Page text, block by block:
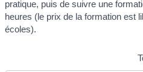
pratique, puis de suivre une
heures (le prix de la formation est
écoles).